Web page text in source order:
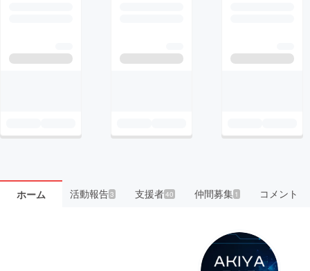
ホーム 活動報告3 支援者40 仲間募集 1 コメント